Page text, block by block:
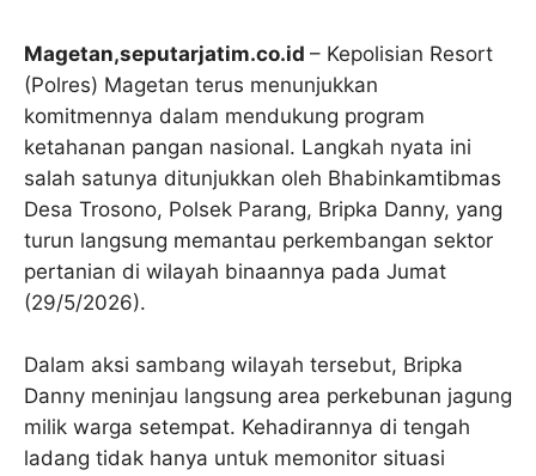
Magetan,seputarjatim.co.id – Kepolisian Resort
(Polres) Magetan terus menunjukkan
komitmennya dalam mendukung program
ketahanan pangan nasional. Langkah nyata ini
salah satunya ditunjukkan oleh Bhabinkamtibmas
Desa Trosono, Polsek Parang, Bripka Danny, yang
turun langsung memantau perkembangan sektor
pertanian di wilayah binaannya pada Jumat
(29/5/2026).
Dalam aksi sambang wilayah tersebut, Bripka
Danny meninjau langsung area perkebunan jagung
milik warga setempat. Kehadirannya di tengah
ladang tidak hanya untuk memonitor situasi